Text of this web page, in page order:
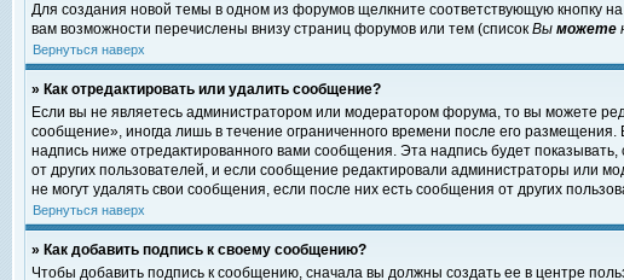
Для создания новой темы в одном из форумов щелкните соответствующую кнопку
вам возможности перечислены внизу страниц форумов или тем (список Вы можете
Вернуться наверх
» Как отредактировать или удалить сообщение?
Если вы не являетесь администратором или модератором форума, то вы можете
сообщение», иногда лишь в течение ограниченного времени после его
надпись ниже отредактированного вами сообщения. Эта надпись будет
от других пользователей, и если сообщение редактировали администраторы или
не могут удалять свои сообщения, если после них есть сообщения от других
Вернуться наверх
» Как добавить подпись к своему сообщению?
Чтобы добавить подпись к сообщению, сначала вы должны создать ее в центре